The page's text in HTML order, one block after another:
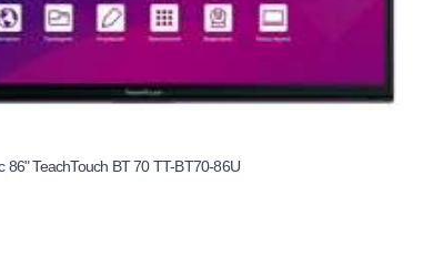
86" TeachTouch ВT 70 TT-BT70-86U